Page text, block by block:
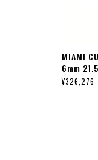
MIAMI
6mm
¥326,276